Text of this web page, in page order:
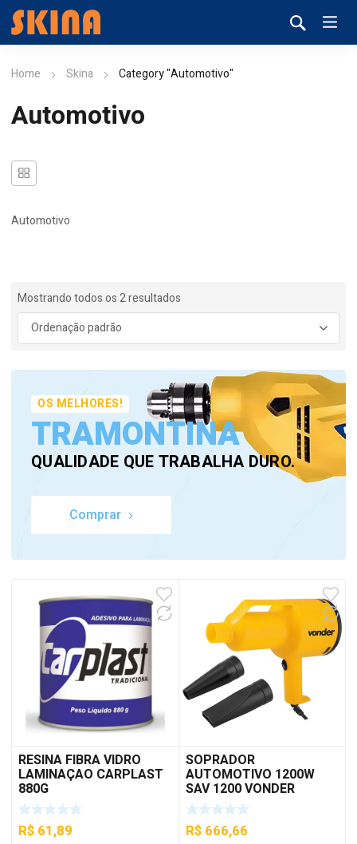
Home Skina Category "Automotivo"
Automotivo
Automotivo
Mostrando todos os 2 resultados
OS MELHORES!
TRAMONTINA
QUALIDADE QUE TRABALHA DURO.
Comprar
RESINA FIBRA VIDRO
LAMINAÇAO CARPLAST
880G
R$ 61,89
SOPRADOR
AUTOMOTIVO 1200W
SAV 1200 VONDER
R$666,66